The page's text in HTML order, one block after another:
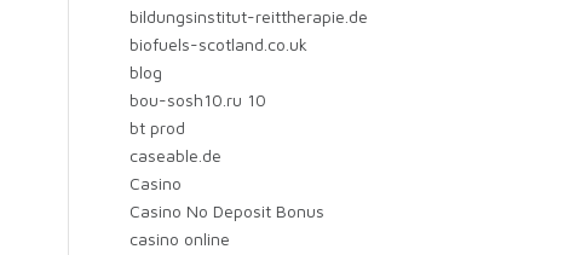
bildungsinstitut-reittherapie.de
biofuels-scotland.co.uk
blog
bou-sosh10.ru 10
bt prod
caseable.de
Casino
Casino No Deposit Bonus
casino online